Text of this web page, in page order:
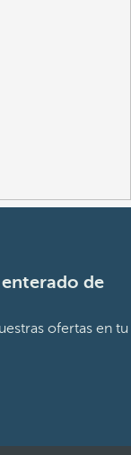
de
ofertas en tu